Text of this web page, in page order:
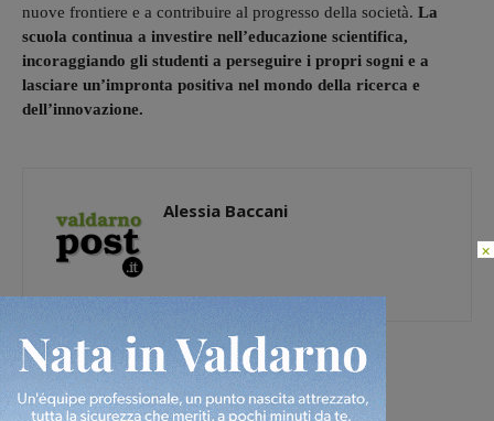
nuove frontiere e a contribuire al progresso della società. La
scuola continua a investire nell’educazione scientifica,
incoraggiando gli studenti a perseguire i propri sogni e a
lasciare un’impronta positiva nel mondo della ricerca e
dell’innovazione.
Alessia Baccani
[rp4wp limit=4]
×